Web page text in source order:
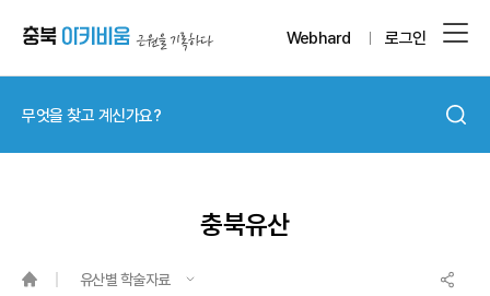
Webhard 로그인
충북유산
유산별 학술자료